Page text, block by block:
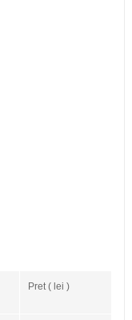
Pret ( lei )